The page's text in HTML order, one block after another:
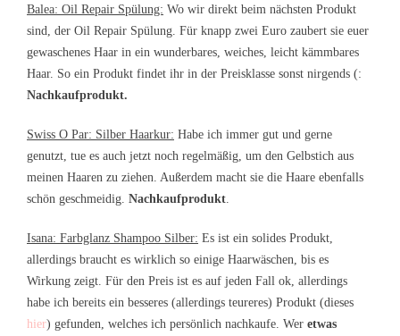
Balea: Oil Repair Spülung: Wo wir direkt beim nächsten Produkt
sind, der Oil Repair Spülung. Für knapp zwei Euro zaubert sie euer
gewaschenes Haar in ein wunderbares, weiches, leicht kämmbares
Haar. So ein Produkt findet ihr in der Preisklasse sonst nirgends (:
Nachkaufprodukt.
Swiss O Par: Silber Haarkur: Habe ich immer gut und gerne
genutzt, tue es auch jetzt noch regelmäßig, um den Gelbstich aus
meinen Haaren zu ziehen. Außerdem macht sie die Haare ebenfalls
schön geschmeidig. Nachkaufprodukt.
Isana: Farbglanz Shampoo Silber: Es ist ein solides Produkt,
allerdings braucht es wirklich so einige Haarwäschen, bis es
Wirkung zeigt. Für den Preis ist es auf jeden Fall ok, allerdings
habe ich bereits ein besseres (allerdings teureres) Produkt (dieses
hier) gefunden, welches ich persönlich nachkaufe. Wer etwas